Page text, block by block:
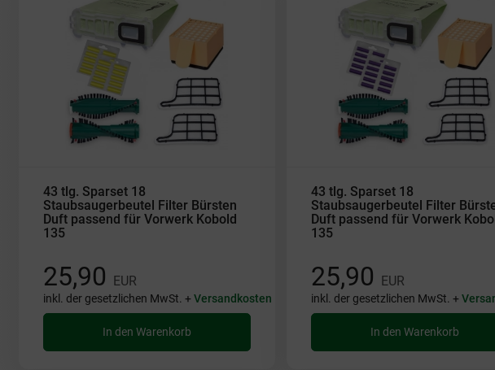
43 tlg. Sparset 18
Staubsaugerbeutel Filter Bürsten
Duft passend für Vorwerk Kobold
135
25,90 EUR
inkl. der gesetzlichen MwSt. +Versandkosten
In den Warenkorb
43 tlg. Sparset 18
Staubsaugerbeutel Filter
Duft passend für Vorwerk
135
25,90 EUR
inkl. der gesetzlichen MwSt. +
In den Warenkorb